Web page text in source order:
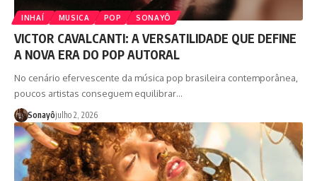
INHAÍ MUSICA POP SONAYÔ
VICTOR CAVALCANTI: A VERSATILIDADE QUE DEFINE
A NOVA ERA DO POP AUTORAL
No cenário efervescente da música pop brasileira contemporânea,
poucos artistas conseguem equilibrar…
Sonayôjulho 2, 2026